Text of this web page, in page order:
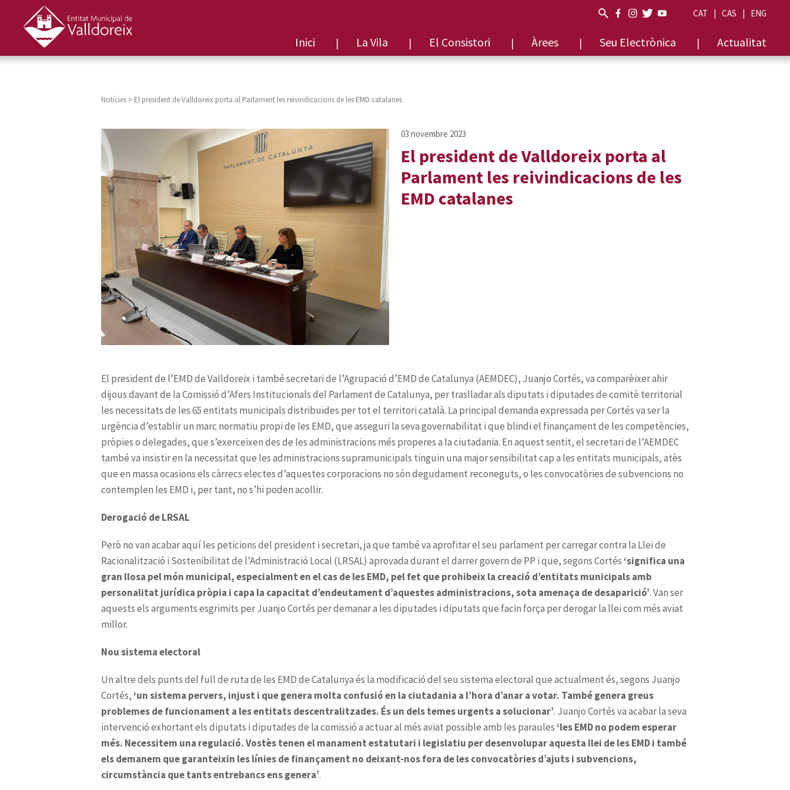
CAT CAS ENG
Inici La Vila El Consistori Àrees Seu Electrònica Actualitat
Notícies > El president de Valldoreix porta al Parlament les reivindicacions de les EMD catalanes
El president de Valldoreix porta al
Parlament les reivindicacions de les
EMD catalanes
Derogació de LRSAL
‘significa una
gran llosa pel món municipal, especialment en el cas de les EMD, pel fet que prohibeix la creació d’entitats municipals amb
personalitat jurídica pròpia i capa la capacitat d’endeutament d’aquestes administracions, sota amenaça de desaparició’
Nou sistema electoral
‘un sistema pervers, injust i que genera molta confusió en la ciutadania a l’hora d’anar a votar. També genera greus
problemes de funcionament a les entitats descentralitzades. És un dels temes urgents a solucionar’
‘les EMD no podem esperar
més. Necessitem una regulació. Vostès tenen el manament estatutari i legislatiu per desenvolupar aquesta llei de les EMD i també
els demanem que garanteixin les línies de finançament no deixant-nos fora de les convocatòries d’ajuts i subvencions,
circumstància que tants entrebancs ens genera’